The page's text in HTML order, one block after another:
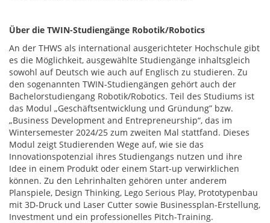
Über die TWIN-Studiengänge Robotik/Robotics
An der THWS als international ausgerichteter Hochschule gibt
es die Möglichkeit, ausgewählte Studiengänge inhaltsgleich
sowohl auf Deutsch wie auch auf Englisch zu studieren. Zu
den sogenannten TWIN-Studiengängen gehört auch der
Bachelorstudiengang Robotik/Robotics. Teil des Studiums ist
das Modul „Geschäftsentwicklung und Gründung” bzw.
„Business Development and Entrepreneurship“, das im
Wintersemester 2024/25 zum zweiten Mal stattfand. Dieses
Modul zeigt Studierenden Wege auf, wie sie das
Innovationspotenzial ihres Studiengangs nutzen und ihre
Idee in einem Produkt oder einem Start-up verwirklichen
können. Zu den Lehrinhalten gehören unter anderem
Planspiele, Design Thinking, Lego Serious Play, Prototypenbau
mit 3D-Druck und Laser Cutter sowie Businessplan-Erstellung,
Investment und ein professionelles Pitch-Training.